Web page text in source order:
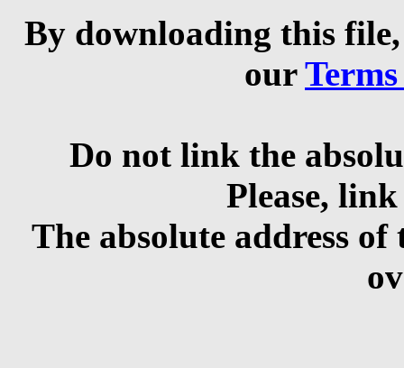
By downloading this
our
Do not link the
Please,
The absolute address